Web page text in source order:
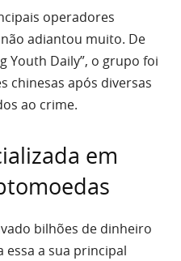
operadores
adiantou muito. De
Youth Daily”, o grupo foi
chinesas após diversas
ao crime.
em
bilhões de dinheiro
a sua principal